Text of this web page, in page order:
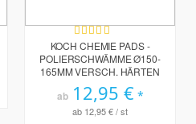
Bewertung:
100%
KOCH CHEMIE PADS -
POLIERSCHWÄMME Ø150-
165MM VERSCH. HÄRTEN
ab 12,95 €
ab 12,95 €/ st